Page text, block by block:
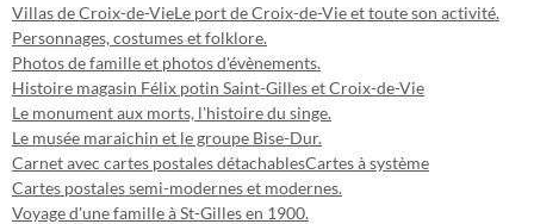
Villas de Croix-de-VieLe port de Croix-de-Vie et toute son activité.
Personnages, costumes et folklore.
Photos de famille et photos d'évènements.
Histoire magasin Félix potin Saint-Gilles et Croix-de-Vie
Le monument aux morts, l'histoire du singe.
Le musée maraichin et le groupe Bise-Dur.
Carnet avec cartes postales détachablesCartes à système
Cartes postales semi-modernes et modernes.
Voyage d'une famille à St-Gilles en 1900.